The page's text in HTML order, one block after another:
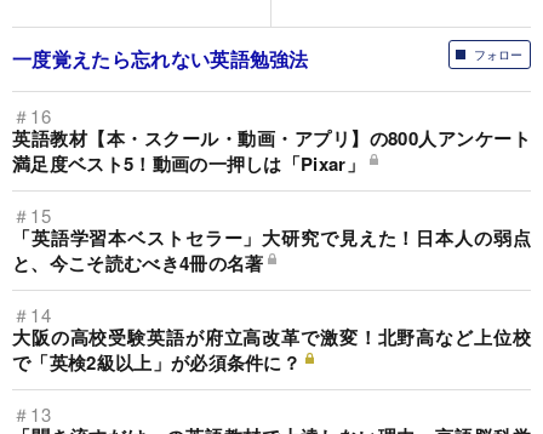
フォロー
一度覚えたら忘れない英語勉強法
＃16
英語教材【本・スクール・動画・アプリ】の800人アンケート
満足度ベスト5！動画の一押しは「Pixar」
＃15
「英語学習本ベストセラー」大研究で見えた！日本人の弱点
と、今こそ読むべき4冊の名著
＃14
大阪の高校受験英語が府立高改革で激変！北野高など上位校
で「英検2級以上」が必須条件に？
＃13